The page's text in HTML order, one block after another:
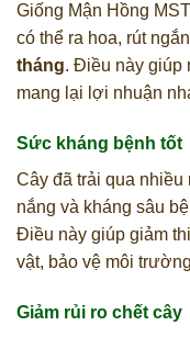
Giống Mận Hồng
có thể ra hoa, rút
tháng. Điều này giúp
mang lại lợi nhuận
Sức kháng bệnh tốt
Cây đã trải qua
nắng và kháng sâu
Điều này giúp giảm
vật, bảo vệ môi
Giảm rủi ro chết cây